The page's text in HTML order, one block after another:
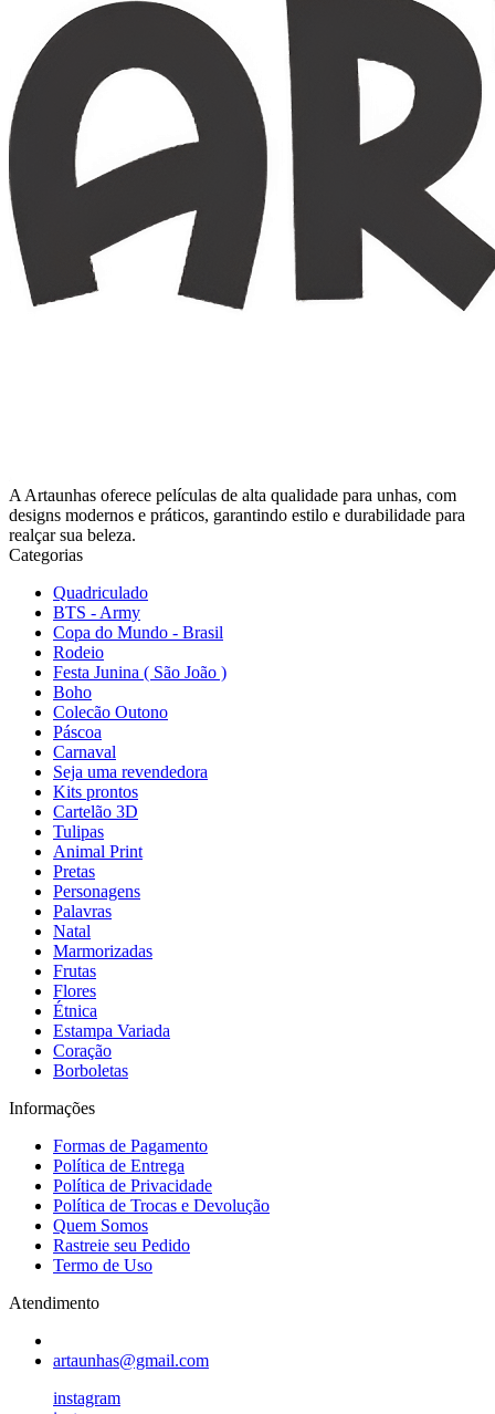
A Artaunhas oferece películas de alta qualidade para unhas, com
designs modernos e práticos, garantindo estilo e durabilidade para
realçar sua beleza.
Categorias
Quadriculado
BTS - Army
Copa do Mundo - Brasil
Rodeio
Festa Junina ( São João )
Boho
Colecão Outono
Páscoa
Carnaval
Seja uma revendedora
Kits prontos
Cartelão 3D
Tulipas
Animal Print
Pretas
Personagens
Palavras
Natal
Marmorizadas
Frutas
Flores
Étnica
Estampa Variada
Coração
Borboletas
Informações
Formas de Pagamento
Política de Entrega
Política de Privacidade
Política de Trocas e Devolução
Quem Somos
Rastreie seu Pedido
Termo de Uso
Atendimento
artaunhas@gmail.com
instagram